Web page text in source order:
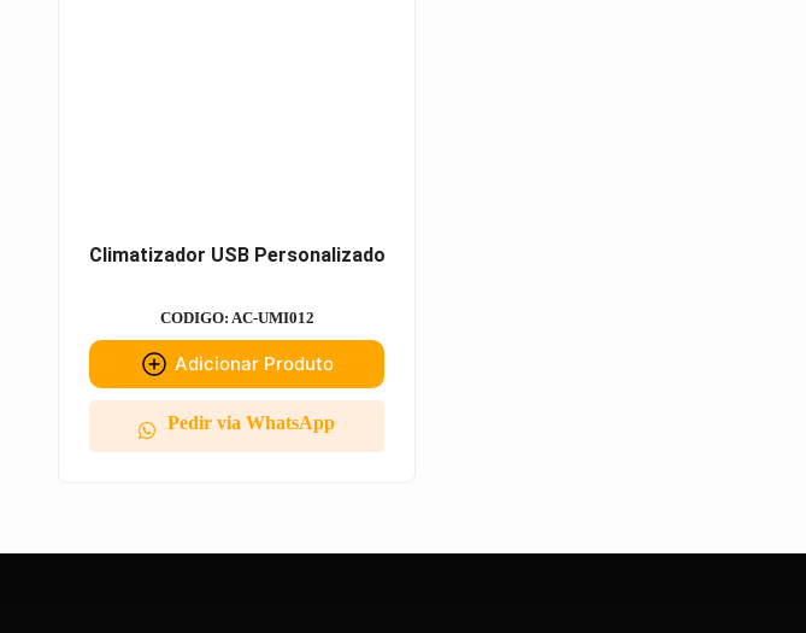
Climatizador USB Personalizado
CODIGO: AC-UMI012
Adicionar Produto
Pedir via WhatsApp